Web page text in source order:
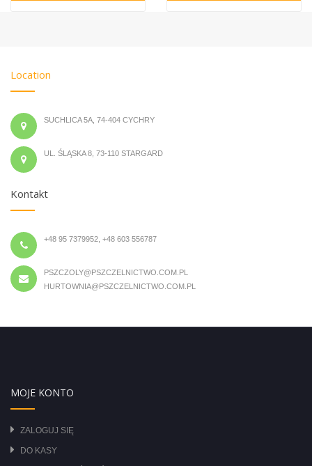
Location
SUCHLICA 5A, 74-404 CYCHRY
UL. ŚLĄSKA 8, 73-110 STARGARD
Kontakt
+48 95 7379952, +48 603 556787
PSZCZOLY@PSZCZELNICTWO.COM.PL
HURTOWNIA@PSZCZELNICTWO.COM.PL
MOJE KONTO
ZALOGUJ SIĘ
DO KASY